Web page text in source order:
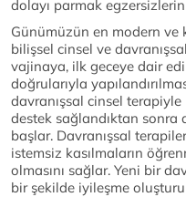
dolayı parmak
Günümüzün en modern
bilişsel cinsel ve
vajinaya, ilk geceye dair
doğrularıyla
davranışsal cinsel
destek sağlandıktan sonra
başlar. Davranışsal
istemsiz kasılmaların
olmasını sağlar. Yeni bir
bir şekilde iyileşme